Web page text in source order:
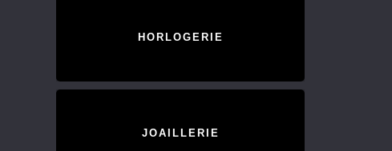
HORLOGERIE
JOAILLERIE